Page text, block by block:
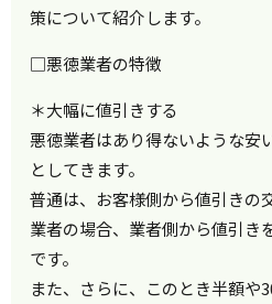
策について紹介します。
□悪徳業者の特徴
＊大幅に値引きする
悪徳業者はあり得ないような安
としてきます。
普通は、お客様側から値引きの
業者の場合、業者側から値引き
です。
また、さらに、このとき半額や